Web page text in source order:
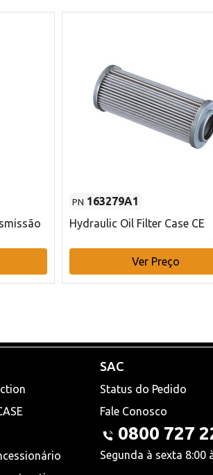
PN 163279A1
Hydraulic Oil Filter Case CE
Ver Preço
SAC
Status do Pedido
Fale Conosco
0800 727
Segunda à sexta 8:00